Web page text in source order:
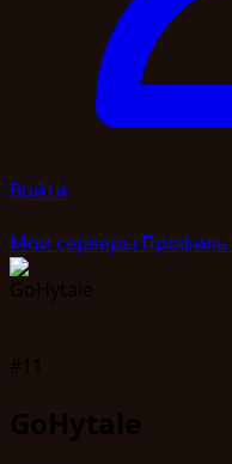
Войти
Мои серверы Профиль
#11
GoHytale